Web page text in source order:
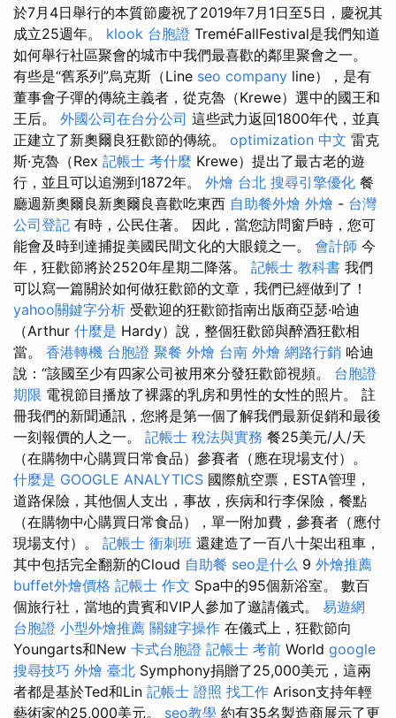
於7月4日舉行的本質節慶祝了2019年7月1日至5日，慶祝其
成立25週年。 klook 台胞證 TreméFallFestival是我們知道
如何舉行社區聚會的城市中我們最喜歡的鄰里聚會之一。
有些是“舊系列”烏克斯（Line seo company line），是有
董事會子彈的傳統主義者，從克魯（Krewe）選中的國王和
王后。 外國公司在台分公司 這些武力返回1800年代，並真
正建立了新奧爾良狂歡節的傳統。 optimization 中文 雷克
斯·克魯（Rex 記帳士 考什麼 Krewe）提出了最古老的遊
行，並且可以追溯到1872年。 外燴 台北 搜尋引擎優化 餐
廳週新奧爾良新奧爾良喜歡吃東西 自助餐外燴 外燴 - 台灣
公司登記 有時，公民住著。 因此，當您訪問窗戶時，您可
能會及時到達捕捉美國民間文化的大眼鏡之一。 會計師 今
年，狂歡節將於2520年星期二降落。 記帳士 教科書 我們
可以寫一篇關於如何做狂歡節的文章，我們已經做到了！
yahoo關鍵字分析 受歡迎的狂歡節指南出版商亞瑟·哈迪
（Arthur 什麼是 Hardy）說，整個狂歡節與醉酒狂歡相
當。 香港轉機 台胞證 聚餐 外燴 台南 外燴 網路行銷 哈迪
說：“該國至少有四家公司被用來分發狂歡節視頻。 台胞證
期限 電視節目播放了裸露的乳房和男性的女性的照片。 註
冊我們的新聞通訊，您將是第一個了解我們最新促銷和最後
一刻報價的人之一。 記帳士 稅法與實務 餐25美元/人/天
（在購物中心購買日常食品）參賽者（應在現場支付）。
什麼是 GOOGLE ANALYTICS 國際航空票，ESTA管理，
道路保險，其他個人支出，事故，疾病和行李保險，餐點
（在購物中心購買日常食品），單一附加費，參賽者（應付
現場支付）。 記帳士 衝刺班 還建造了一百八十架出租車，
其中包括完全翻新的Cloud 自助餐 seo是什么 9 外燴推薦
buffet外燴價格 記帳士 作文 Spa中的95個新浴室。 數百
個旅行社，當地的貴賓和VIP人參加了邀請儀式。 易遊網
台胞證 小型外燴推薦 關鍵字操作 在儀式上，狂歡節向
Youngarts和New 卡式台胞證 記帳士 考前 World google
搜尋技巧 外燴 臺北 Symphony捐贈了25,000美元，這兩
者都是基於Ted和Lin 記帳士 證照 找工作 Arison支持年輕
藝術家的25,000美元。 seo教學 約有35名製造商展示了更